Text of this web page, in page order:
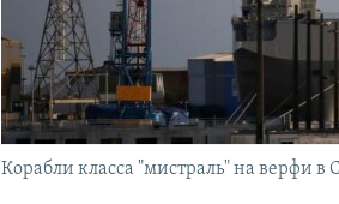
Корабли класса "мистраль" на верфи